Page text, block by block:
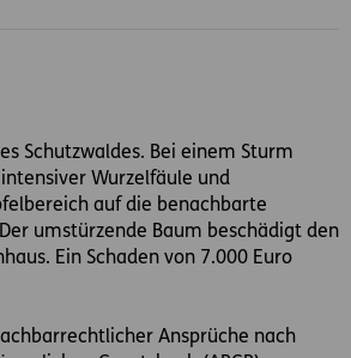
Schutzwaldes. Bei einem Sturm
Wurzelfäule und
auf die benachbarte
umstürzende Baum beschädigt den
Ein Schaden von 7.000 Euro
Ansprüche nach